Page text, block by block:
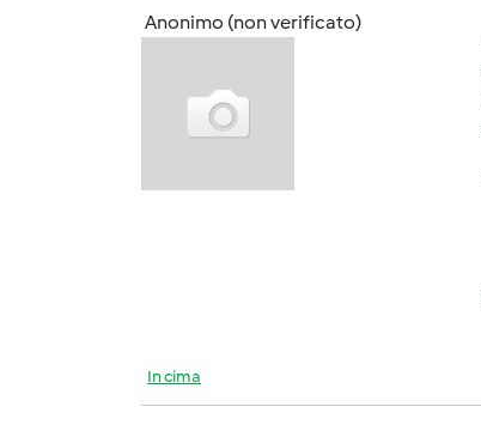
Anonimo (non verificato)
In cima